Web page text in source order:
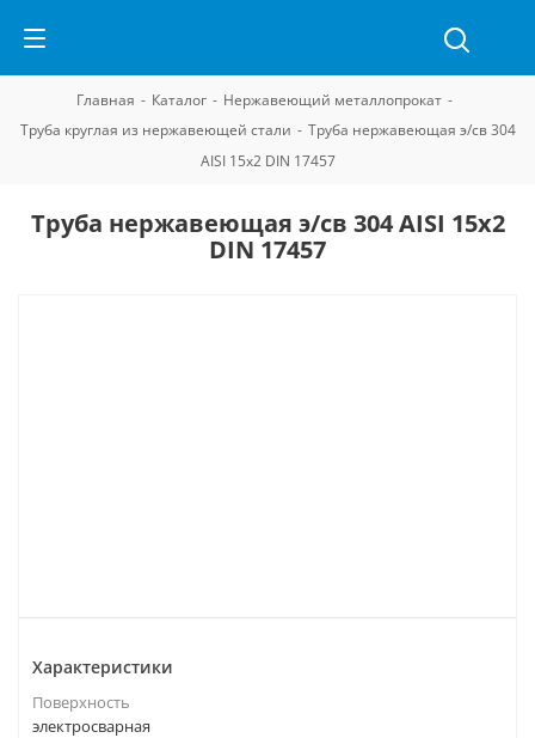
Главная - Каталог - Нержавеющий металлопрокат -
Труба круглая из нержавеющей стали - Труба нержавеющая э/св 304
AISI 15х2 DIN 17457
Труба нержавеющая э/св 304 AISI 15х2
DIN 17457
Характеристики
Поверхность
электросварная